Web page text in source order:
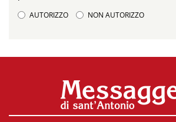
AUTORIZZO NON AUTORIZZO